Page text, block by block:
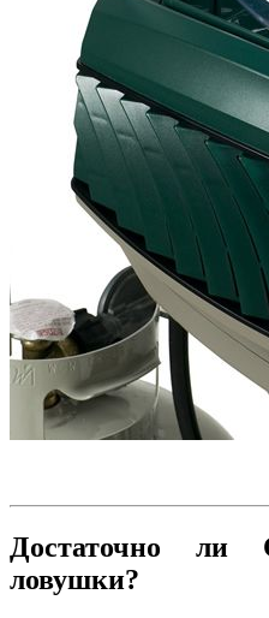
Достаточно ли
ловушки?